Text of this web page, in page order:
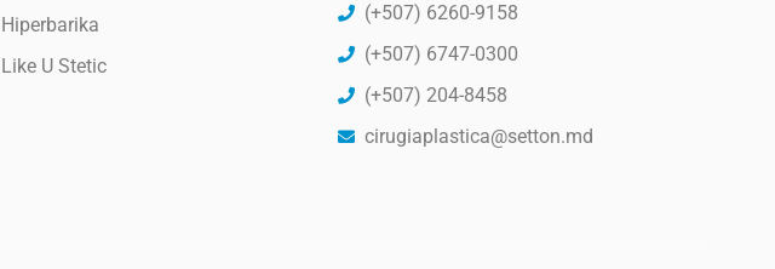
Hiperbarika
Like U Stetic
(+507) 6260-9158
(+507) 6747-0300
(+507) 204-8458
cirugiaplastica@setton.md